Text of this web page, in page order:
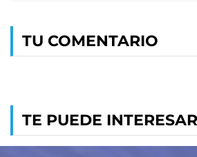
TU COMENTARIO
TE PUEDE INTERESAR